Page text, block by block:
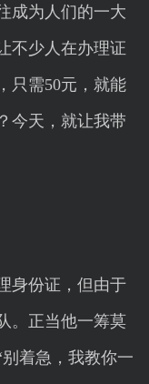
成为人们的一大
不少人在办理证
只需50元，就能
今天，就让我带
身份证，但由于
。正当他一筹莫
着急，我教你一